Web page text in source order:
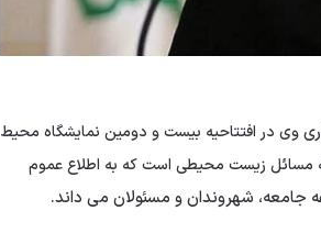
وی در افتتاحیه بیست و دومین نمایشگاه محیط
مسائل زیست محیطی است که به اطلاع عموم